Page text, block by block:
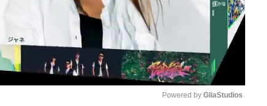
Powered by GliaStudios